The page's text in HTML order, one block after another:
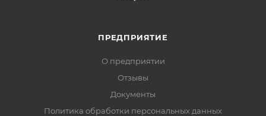
ПРЕДПРИЯТИЕ
О предприятии
Отзывы
Документы
Политика обработки персональных данных